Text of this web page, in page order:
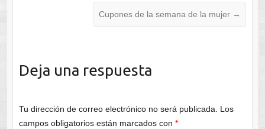
Cupones de la semana de la mujer →
Deja una respuesta
Tu dirección de correo electrónico no será publicada. Los
campos obligatorios están marcados con *